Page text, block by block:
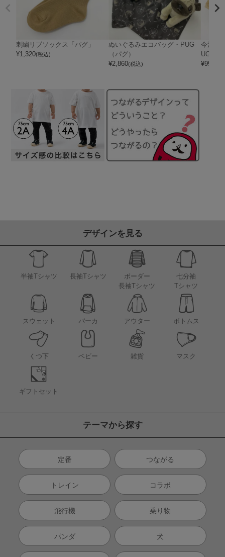
刺繍リブソックス「パグ」
¥1,320(税込)
ぬいぐるみエコバッグ・PUG
（パグ）
¥2,860(税込)
今治タ
UG」
¥990
デザインを見る
半袖Tシャツ 長袖Tシャツ
ボーダー
長袖Tシャツ
七分袖
Tシャツ
スウェット パーカ アウター ボトムス
くつ下 ベビー 雑貨 マスク
ギフトセット
テーマから探す
定番 つながる
トレイン コラボ
飛行機 乗り物
パンダ 犬